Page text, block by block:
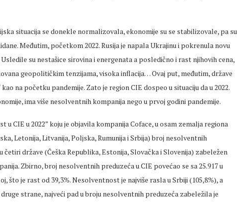
situacija se donekle normalizovala, ekonomije su se stabilizovale, pa su
Međutim, početkom 2022. Rusija je napala Ukrajinu i pokrenula novu
su nestašice sirovina i energenata a posledično i rast njihovih cena,
geopolitičkim tenzijama, visoka inflacija… Ovaj put, međutim, države
na početku pandemije. Zato je region CIE dospeo u situaciju da u 2022.
ima više nesolventnih kompanija nego u prvoj godini pandemije.
u CIE u 2022” koju je objavila kompanija Coface, u osam zemalja regiona
Letonija, Litvanija, Poljska, Rumunija i Srbija) broj nesolventnih
četiri države (Češka Republika, Estonija, Slovačka i Slovenija) zabeležen
Zbirno, broj nesolventnih preduzeća u CIE povećao se sa 25.917 u
što je rast od 39,3%. Nesolventnost je najviše rasla u Srbiji (105,8%), a
strane, najveći pad u broju nesolventnih preduzeća zabeležila je